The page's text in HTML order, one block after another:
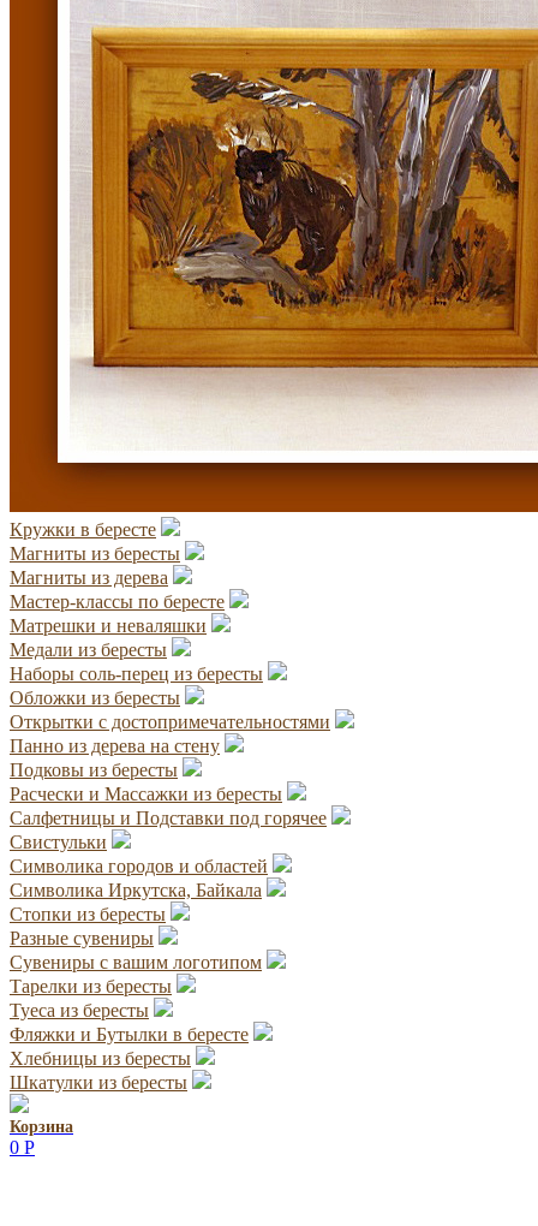
Кружки в бересте
Магниты из бересты
Магниты из дерева
Мастер-классы по бересте
Матрешки и неваляшки
Медали из бересты
Наборы соль-перец из бересты
Обложки из бересты
Открытки с достопримечательностями
Панно из дерева на стену
Подковы из бересты
Расчески и Массажки из бересты
Салфетницы и Подставки под горячее
Свистульки
Символика городов и областей
Символика Иркутска, Байкала
Стопки из бересты
Разные сувениры
Сувениры с вашим логотипом
Тарелки из бересты
Туеса из бересты
Фляжки и Бутылки в бересте
Хлебницы из бересты
Шкатулки из бересты
Корзина
0 Р